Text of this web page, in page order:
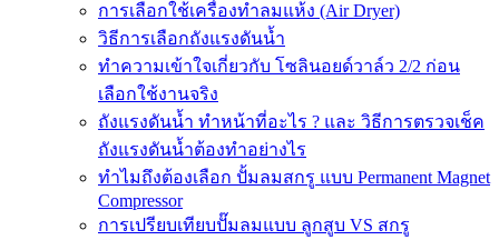
การเลือกใช้เครื่องทำลมแห้ง (Air Dryer)
วิธีการเลือกถังแรงดันน้ำ
ทำความเข้าใจเกี่ยวกับ โซลินอยด์วาล์ว 2/2 ก่อน
เลือกใช้งานจริง
ถังแรงดันน้ำ ทำหน้าที่อะไร ? และ วิธีการตรวจเช็ค
ถังแรงดันน้ำต้องทำอย่างไร
ทำไมถึงต้องเลือก ปั้มลมสกรู แบบ Permanent Magnet
Compressor
การเปรียบเทียบปั๊มลมแบบ ลูกสูบ VS สกรู